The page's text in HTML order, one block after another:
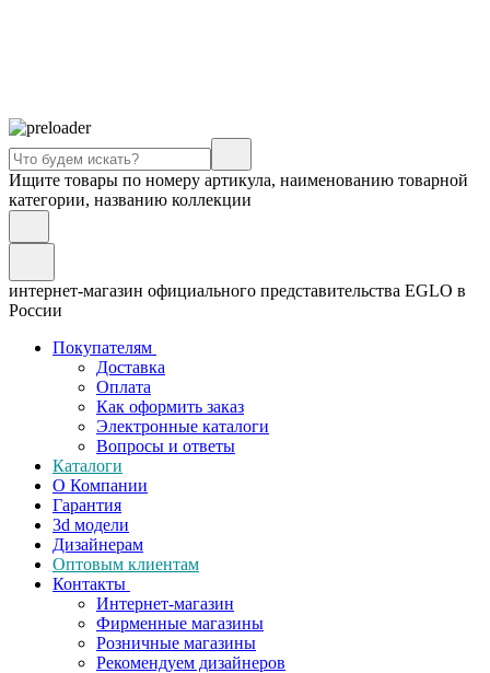
Ищите товары по номеру артикула, наименованию товарной
категории, названию коллекции
интернет-магазин официального представительства EGLO в
России
Покупателям
Доставка
Оплата
Как оформить заказ
Электронные каталоги
Вопросы и ответы
Каталоги
О Компании
Гарантия
3d модели
Дизайнерам
Оптовым клиентам
Контакты
Интернет-магазин
Фирменные магазины
Розничные магазины
Рекомендуем дизайнеров